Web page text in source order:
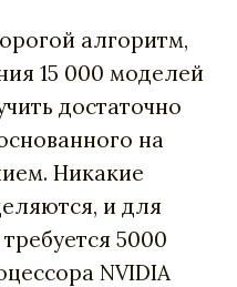
алгоритм,
15 000 моделей
достаточно
на
Никакие
и для
5000
NVIDIA